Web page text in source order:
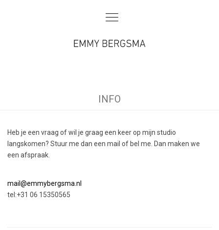
INFO
Heb je een vraag of wil je graag een keer op mijn studio
langskomen? Stuur me dan een mail of bel me. Dan maken we
een afspraak.
mail@emmybergsma.nl
tel:+31 06 15350565